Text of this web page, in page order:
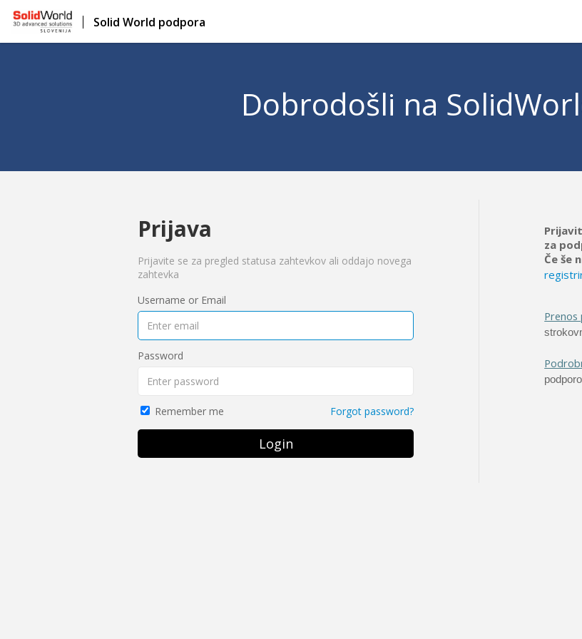
Solid World podpora
Dobrodošli na
Prijava
Prijavite se za pregled statusa zahtevkov ali oddajo novega
zahtevka
Username or Email
Password
Remember me Forgot password?
Login
za
Če še